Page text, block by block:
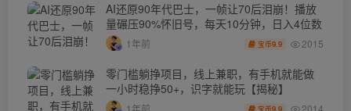
AI还原90年代巴士，一帧让70后泪崩！播放
量碾压90%怀旧号，每天10分钟，日入4位数
1年前 宝币9.9 2015
零门槛躺挣项目，线上兼职，有手机就能做
一小时稳挣50+，识字就能玩【揭秘】
1年前 宝币9.9 2014